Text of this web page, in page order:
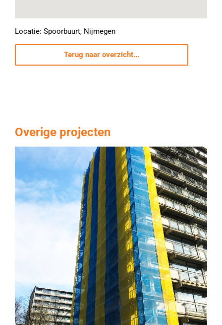
Locatie: Spoorbuurt, Nijmegen
Terug naar overzicht...
Overige projecten